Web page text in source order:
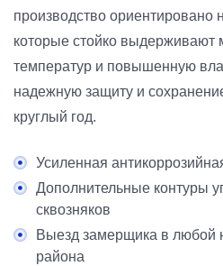
производство ориентировано
которые стойко выдерживают
температур и повышенную
надежную защиту и
круглый год.
Усиленная
Дополнительные контуры
сквозняков
Выезд замерщика в любой
района